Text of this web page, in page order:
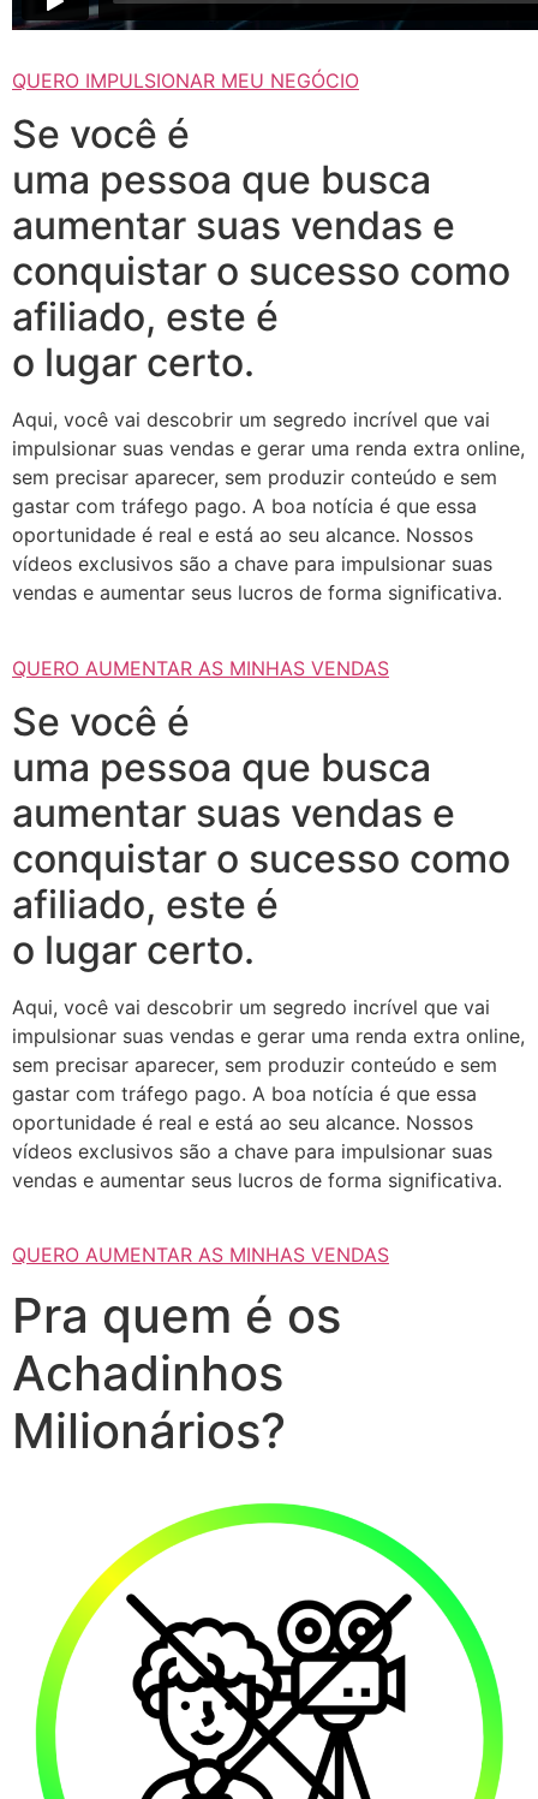
QUERO IMPULSIONAR MEU NEGÓCIO
Se você é
uma pessoa que busca
aumentar suas vendas e
conquistar o sucesso como
afiliado, este é
o lugar certo.
Aqui, você vai descobrir um segredo incrível que vai
impulsionar suas vendas e gerar uma renda extra online,
sem precisar aparecer, sem produzir conteúdo e sem
gastar com tráfego pago. A boa notícia é que essa
oportunidade é real e está ao seu alcance. Nossos
vídeos exclusivos são a chave para impulsionar suas
vendas e aumentar seus lucros de forma significativa.
QUERO AUMENTAR AS MINHAS VENDAS
Se você é
uma pessoa que busca
aumentar suas vendas e
conquistar o sucesso como
afiliado, este é
o lugar certo.
Aqui, você vai descobrir um segredo incrível que vai
impulsionar suas vendas e gerar uma renda extra online,
sem precisar aparecer, sem produzir conteúdo e sem
gastar com tráfego pago. A boa notícia é que essa
oportunidade é real e está ao seu alcance. Nossos
vídeos exclusivos são a chave para impulsionar suas
vendas e aumentar seus lucros de forma significativa.
QUERO AUMENTAR AS MINHAS VENDAS
Pra quem é os
Achadinhos
Milionários?